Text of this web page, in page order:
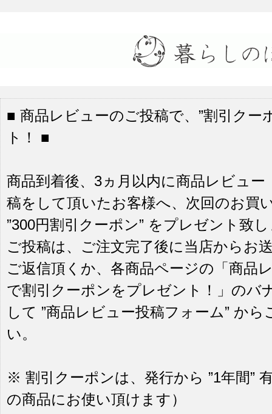
■ 商品レビューのご投稿で、”割引クー
ト！ ■
商品到着後、3ヵ月以内に商品レビュー
稿をして頂いたお客様へ、次回のお買
”300円割引クーポン” をプレゼント致
ご投稿は、ご注文完了後に当店からお
ご返信頂くか、各商品ページの「商品
で割引クーポンをプレゼント！」のバ
して ”商品レビュー投稿フォーム” から
い。
※ 割引クーポンは、発行から ”1年間”
の商品にお使い頂けます）